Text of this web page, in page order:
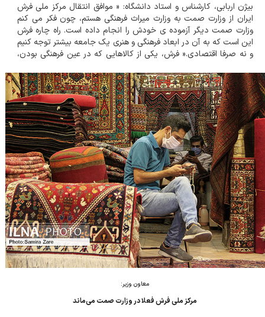
بیژن اربابی، کارشناس و استاد دانشگاه: « موافق انتقال مرکز ملی فرش
ایران از وزارت صمت به وزارث میراث فرهنگی هستم، چون فکر می کنم
وزارت صمت دیگر آزموده ی خودش را انجام داده است. راه چاره فرش
این است که به آن در ابعاد فرهنگی و هنری یک جامعه بیشتر توجه کنیم
و نه صرفا اقتصادی.« فرش، یکی از کالاهایی که در عین فرهنگی بودن،
معاون وزیر:
مرکز ملی فرش فعلا در وزارت صمت می‌ماند